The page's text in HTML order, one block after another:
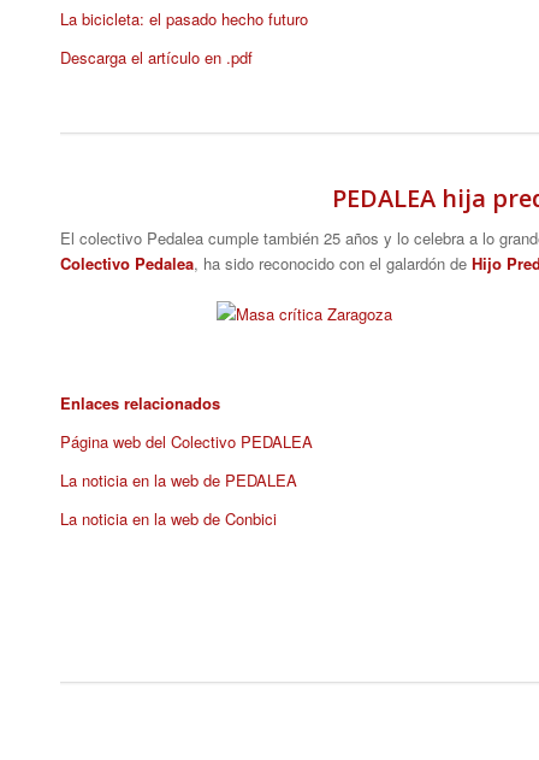
La bicicleta: el pasado hecho futuro
Descarga el artículo en .pdf
PEDALEA hija
El colectivo Pedalea cumple también 25 años y lo celebra a lo
Colectivo Pedalea, ha sido reconocido con el galardón de Hijo
Enlaces relacionados
Página web del Colectivo PEDALEA
La noticia en la web de PEDALEA
La noticia en la web de Conbici